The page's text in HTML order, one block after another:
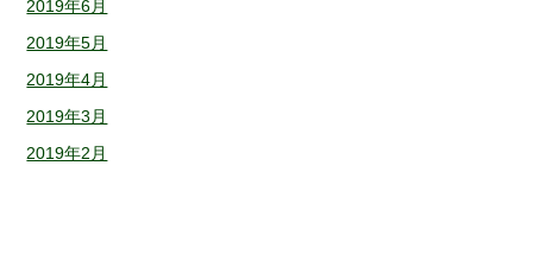
2019年6月
2019年5月
2019年4月
2019年3月
2019年2月